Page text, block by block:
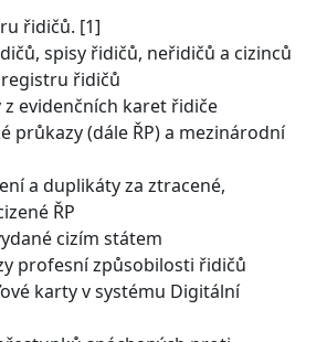
řidičů. [1]
spisy řidičů, neřidičů a cizinců
registru řidičů
z evidenčních karet řidiče
průkazy (dále ŘP) a mezinárodní
a duplikáty za ztracené,
ŘP
cizím státem
profesní způsobilosti řidičů
karty v systému Digitální